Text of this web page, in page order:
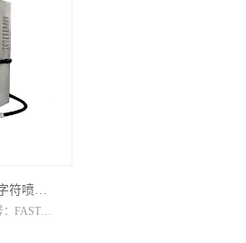
FASTJET A400-60Si小字符喷码机
产品品牌：华士捷产品型号：FASTJET A400-60Si喷嘴孔径：60微米喷印高度：1.2-15mm喷印行数：1-4行喷印点阵数：34点非接触喷印距离：2-15mm喷印速度：300m/min可选点...